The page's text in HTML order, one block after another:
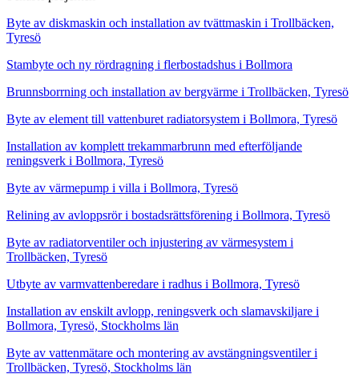
Byte av diskmaskin och installation av tvättmaskin i Trollbäcken,
Tyresö
Stambyte och ny rördragning i flerbostadshus i Bollmora
Brunnsborrning och installation av bergvärme i Trollbäcken, Tyresö
Byte av element till vattenburet radiatorsystem i Bollmora, Tyresö
Installation av komplett trekammarbrunn med efterföljande
reningsverk i Bollmora, Tyresö
Byte av värmepump i villa i Bollmora, Tyresö
Relining av avloppsrör i bostadsrättsförening i Bollmora, Tyresö
Byte av radiatorventiler och injustering av värmesystem i
Trollbäcken, Tyresö
Utbyte av varmvattenberedare i radhus i Bollmora, Tyresö
Installation av enskilt avlopp, reningsverk och slamavskiljare i
Bollmora, Tyresö, Stockholms län
Byte av vattenmätare och montering av avstängningsventiler i
Trollbäcken, Tyresö, Stockholms län